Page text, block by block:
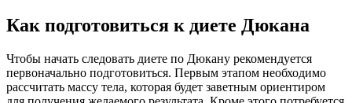
Как подготовиться к диете Дюкана
Чтобы начать следовать диете по Дюкану рекомендуется
первоначально подготовиться. Первым этапом необходимо
рассчитать массу тела, которая будет заветным ориентиром